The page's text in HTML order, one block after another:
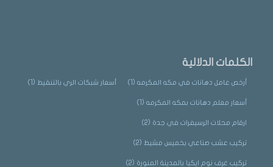
الكلمات الدلالية
أرخص عامل دهانات في مكه المكرمه(1) أسعار شبكات الري بالتنقيط (1)
أسعار معلم دهانات بمكه المكرمه(1)
ارقام محلات الرسيفرات في جدة (2)
تركيب عشب صناعي بخميس مشيط (2)
تركيب غرف نوم ايكيا بالمدينة المنورة (2)